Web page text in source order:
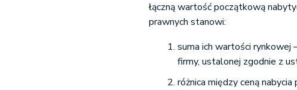
łączną wartość początkową
prawnych stanowi:
suma ich wartości
firmy, ustalonej zgodnie z
różnica między ceną